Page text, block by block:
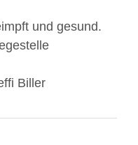
und gesund.
Biller